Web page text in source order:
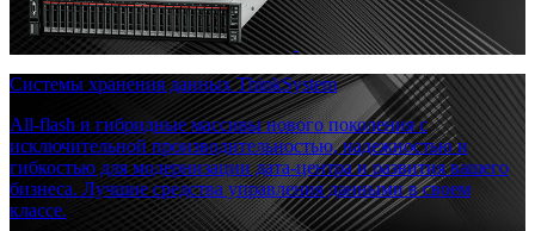
Системы хранения данных ThinkSystem
All-flash и гибридные массивы нового поколения с
исключительной производительностью, надежностью и
гибкостью для модернизации дата-центра и развития вашего
бизнеса. Лучшие средства управления данными в своем
классе.